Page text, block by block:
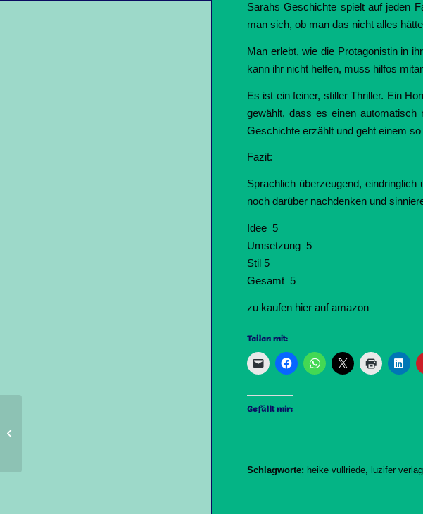
Sarahs Geschichte spielt auf jeden
man sich, ob man das nicht alles
Man erlebt, wie die Protagonistin in
kann ihr nicht helfen, muss hilfos
Es ist ein feiner, stiller Thriller. Ein
gewählt, dass es einen
Geschichte erzählt und geht einem
Fazit:
Sprachlich überzeugend,
noch darüber nachdenken und
Idee 5
Umsetzung 5
Stil 5
Gesamt 5
zu kaufen hier auf amazon
Teilen mit:
Gefällt mir:
Schlagworte: heike vullriede, luzifer verlag